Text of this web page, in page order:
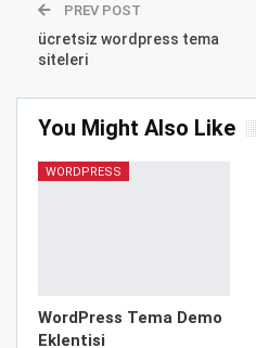
PREV POST
ücretsiz wordpress tema
siteleri
You Might Also Like
WORDPRESS
WordPress Tema Demo
Eklentisi